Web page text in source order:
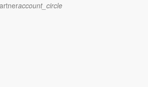
account_circle